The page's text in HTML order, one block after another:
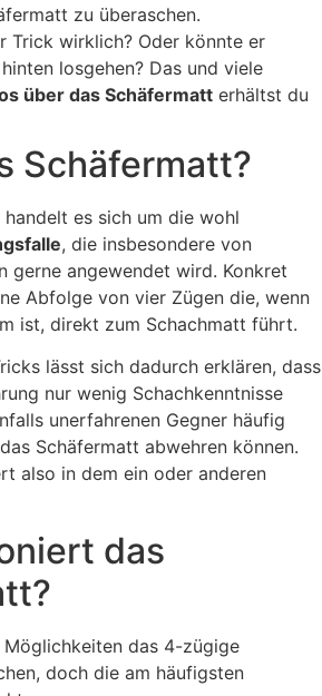
zu überaschen.
Trick wirklich? Oder könnte er
losgehen? Das und viele
über das Schäfermatt erhältst du
Schäfermatt?
es sich um die wohl
, die insbesondere von
gerne angewendet wird. Konkret
Abfolge von vier Zügen die, wenn
ist, direkt zum Schachmatt führt.
lässt sich dadurch erklären, dass
nur wenig Schachkenntnisse
unerfahrenen Gegner häufig
Schäfermatt abwehren können.
also in dem ein oder anderen
das
das 4-zügige
doch die am häufigsten